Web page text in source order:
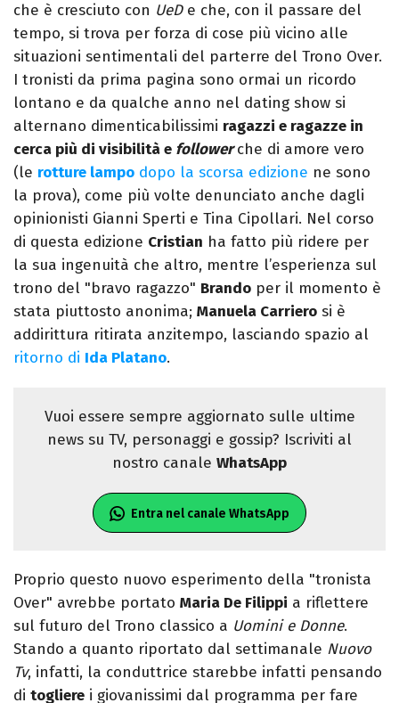
che è cresciuto con UeDe che, con il passare del
tempo, si trova per forza di cose più vicino alle
situazioni sentimentali del parterre del Trono Over.
I tronisti da prima pagina sono ormai un ricordo
lontano e da qualche anno nel dating show si
alternano dimenticabilissimi ragazzi e ragazze in
cerca più di visibilità e follower che di amore vero
(le rotture lampo dopo la scorsa edizione ne sono
la prova), come più volte denunciato anche dagli
opinionisti Gianni Sperti e Tina Cipollari. Nel corso
di questa edizione Cristian ha fatto più ridere per
la sua ingenuità che altro, mentre l’esperienza sul
trono del "bravo ragazzo" Brando per il momento è
stata piuttosto anonima; Manuela Carriero si è
addirittura ritirata anzitempo, lasciando spazio al
ritorno di Ida Platano.
Vuoi essere sempre aggiornato sulle ultime
news su TV, personaggi e gossip? Iscriviti al
nostro canale WhatsApp
Entra nel canale WhatsApp
Proprio questo nuovo esperimento della "tronista
Over" avrebbe portato Maria De Filippi a riflettere
sul futuro del Trono classico a Uomini e Donne.
Stando a quanto riportato dal settimanale Nuovo
Tv, infatti, la conduttrice starebbe infatti pensando
di togliere i giovanissimi dal programma per fare